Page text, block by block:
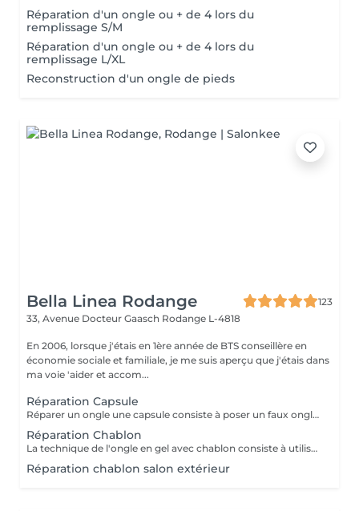
Réparation d'un ongle ou + de 4 lors du
remplissage S/M
Réparation d'un ongle ou + de 4 lors du
remplissage L/XL
Reconstruction d'un ongle de pieds
Bella Linea Rodange
123
33, Avenue Docteur Gaasch Rodange L-4818
En 2006, lorsque j'étais en 1ère année de BTS conseillère en
économie sociale et familiale, je me suis aperçu que j'étais dans
ma voie 'aider et accom...
Réparation Capsule
Réparer un ongle une capsule consiste à poser un faux ongle sur l'ongle cassé afin qu'il se renforce lors de la repousse. Réparer avec une capsule est à privilégier lorsque l'ongle est très endommagé.
Réparation Chablon
La technique de l'ongle en gel avec chablon consiste à utiliser un vernis en gel spécialement formulé qui est durci sous une lumière UV ou LED pour un durcissement maximal. Le chablon, un type de moule, est utilisé pour poser le Gel et créer une extension afin d'épouser la courbe naturelle du lit de l'ongle.
Réparation chablon salon extérieur